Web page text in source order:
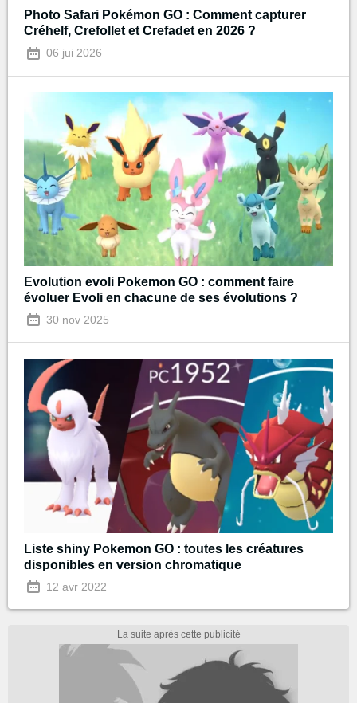
Photo Safari Pokémon GO : Comment capturer
Créhelf, Crefollet et Crefadet en 2026 ?
06 jui 2026
Evolution evoli Pokemon GO : comment faire
évoluer Evoli en chacune de ses évolutions ?
30 nov 2025
Liste shiny Pokemon GO : toutes les créatures
disponibles en version chromatique
12 avr 2022